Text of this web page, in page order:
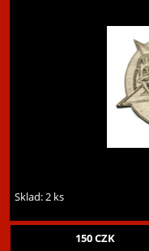
Sklad: 2 ks
150CZK